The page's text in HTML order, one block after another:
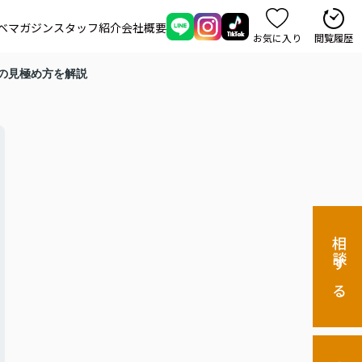
マガジンスタッフ紹介会社概要
お気に入り 閲覧履歴
相談する
見極め方を解説